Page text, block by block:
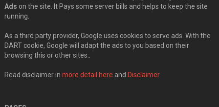
Ads on the site. It Pays some server bills and helps to keep the site
running.
As a third party provider, Google uses cookies to serve ads. With the
DART cookie, Google will adapt the ads to you based on their
browsing this or other sites..
Read disclaimer in more detail here and Disclaimer